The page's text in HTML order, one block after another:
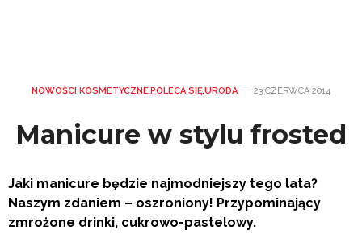
NOWOŚCI KOSMETYCZNE,POLECA SIĘ,URODA 23 CZERWCA 2014
Manicure w stylu frosted
Jaki manicure będzie najmodniejszy tego lata?
Naszym zdaniem – oszroniony! Przypominający
zmrożone drinki, cukrowo-pastelowy.